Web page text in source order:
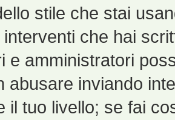
stile che stai
interventi che hai
e amministratori
abusare inviando
il tuo livello; se fai